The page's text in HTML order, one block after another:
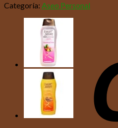
Categoría: Aseo Personal